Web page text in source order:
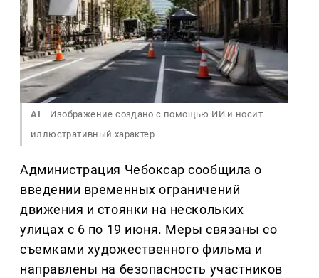
AI
Изображение создано с помощью ИИ и носит
иллюстративный характер
Администрация Чебоксар сообщила о
введении временных ограничений
движения и стоянки на нескольких
улицах с 6 по 19 июня. Меры связаны со
съемками художественного фильма и
направлены на безопасность участников